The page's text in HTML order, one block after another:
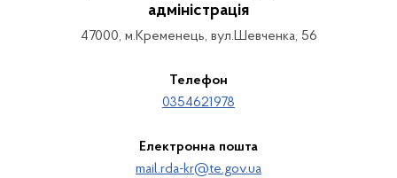
адміністрація
47000, м.Кременець, вул.Шевченка, 56
Телефон
0354621978
Електронна пошта
mail.rda-kr@te.gov.ua